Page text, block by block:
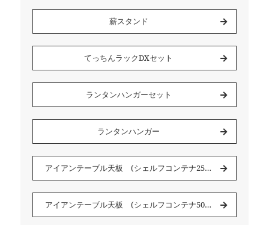
薪スタンド
てっちんラックDXセット
ランタンハンガーセット
ランタンハンガー
アイアンテーブル天板 (シェルフコンテナ25 用)
アイアンテーブル天板 (シェルフコンテナ50用)